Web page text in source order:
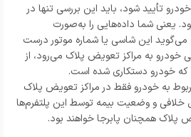
تأیید شود، باید این بررسی تنها در
یعنی شما داده‌هایی را به‌صورت
این شاسی یا شماره موتور درست
خودرو به مراکز تعویض پلاک می‌رود، از
خودرو دستکاری شده است.
به خودرو فقط در مراکز تعویض پلاک
خلافی و وضعیت بیمه توسط این پلتفرم‌ها
پلاک همچنان پابرجا خواهند بود.